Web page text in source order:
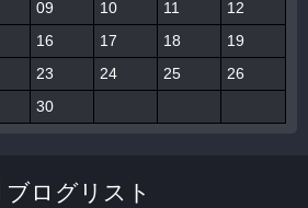
09 10 11
12
16 17 18
19
23 24 25
26
30
ブログリスト